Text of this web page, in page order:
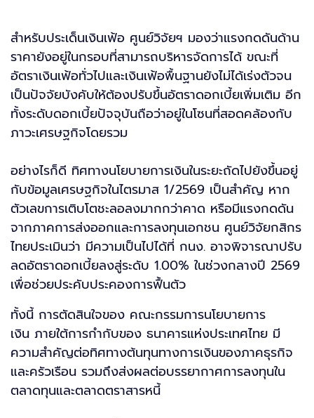
สำหรับประเด็นเงินเฟ้อ ศูนย์วิจัยฯ มองว่าแรงกดดันด้าน
ราคายังอยู่ในกรอบที่สามารถบริหารจัดการได้ ขณะที่
อัตราเงินเฟ้อทั่วไปและเงินเฟ้อพื้นฐานยังไม่ได้เร่งตัวจน
เป็นปัจจัยบังคับให้ต้องปรับขึ้นอัตราดอกเบี้ยเพิ่มเติม อีก
ทั้งระดับดอกเบี้ยปัจจุบันถือว่าอยู่ในโซนที่สอดคล้องกับ
ภาวะเศรษฐกิจโดยรวม
อย่างไรก็ดี ทิศทางนโยบายการเงินในระยะถัดไปยังขึ้นอยู่
กับข้อมูลเศรษฐกิจในไตรมาส 1/2569 เป็นสำคัญ หาก
ตัวเลขการเติบโตชะลอลงมากกว่าคาด หรือมีแรงกดดัน
จากภาคการส่งออกและการลงทุนเอกชน ศูนย์วิจัยกสิกร
ไทยประเมินว่า มีความเป็นไปได้ที่ กนง. อาจพิจารณาปรับ
ลดอัตราดอกเบี้ยลงสู่ระดับ 1.00% ในช่วงกลางปี 2569
เพื่อช่วยประคับประคองการฟื้นตัว
ทั้งนี้ การตัดสินใจของ คณะกรรมการนโยบายการ
เงิน ภายใต้การกำกับของ ธนาคารแห่งประเทศไทย มี
ความสำคัญต่อทิศทางต้นทุนทางการเงินของภาคธุรกิจ
และครัวเรือน รวมถึงส่งผลต่อบรรยากาศการลงทุนใน
ตลาดทุนและตลาดตราสารหนี้